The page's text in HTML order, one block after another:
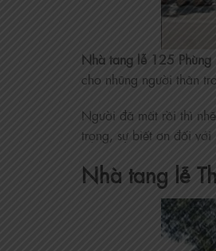
Nhà tang lễ 125 Phùng
cho những người thân
Người đã mất rồi thì
trọng, sự biết ơn đối với
Nhà tang lễ